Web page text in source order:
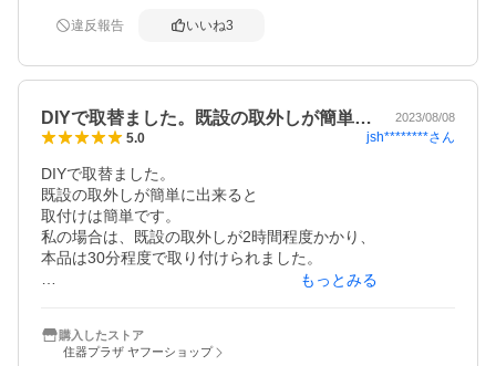
違反報告 いいね3
DIYで取替ました。既設の取外しが簡単… 2023/08/08
5.0 jsh********さん
DIYで取替ました。
既設の取外しが簡単に出来ると
取付けは簡単です。
私の場合は、既設の取外しが2時間程度かかり、
本品は30分程度で取り付けられました。
長く感じられますが
もっとみる
購入したストア
住器プラザ ヤフーショップ